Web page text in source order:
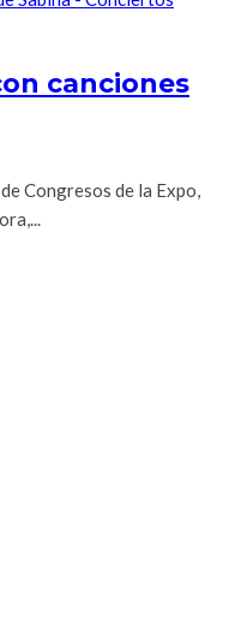
canciones
Congresos de la Expo,